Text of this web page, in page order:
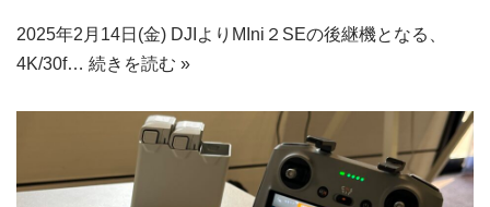
2025年2月14日(金) DJIよりMIni２SEの後継機となる、
4K/30f… 続きを読む »